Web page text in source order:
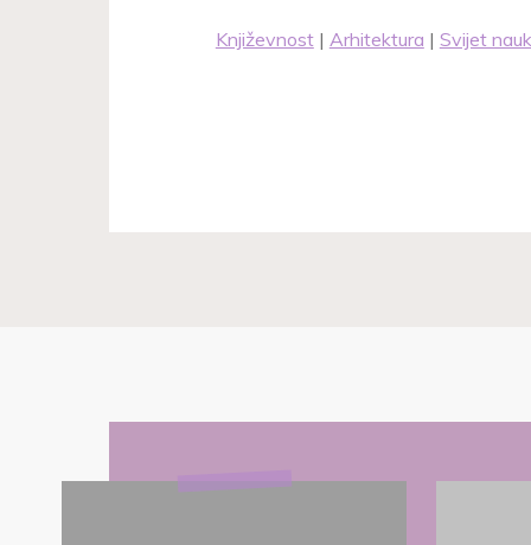
Književnost| Arhitektura | Svijet
ZNAČAJ